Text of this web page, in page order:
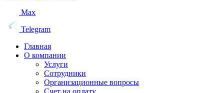
Max
Telegram
Главная
О компании
Услуги
Сотрудники
Организационные вопросы
Счет на оплату